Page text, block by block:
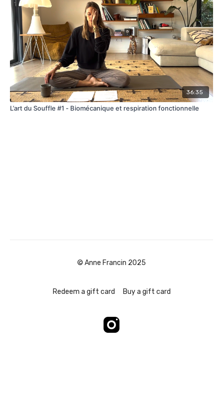
36:35
L’art du Souffle #1 - Biomécanique et respiration fonctionnelle
© Anne Francin 2025
Redeem a gift card Buy a gift card